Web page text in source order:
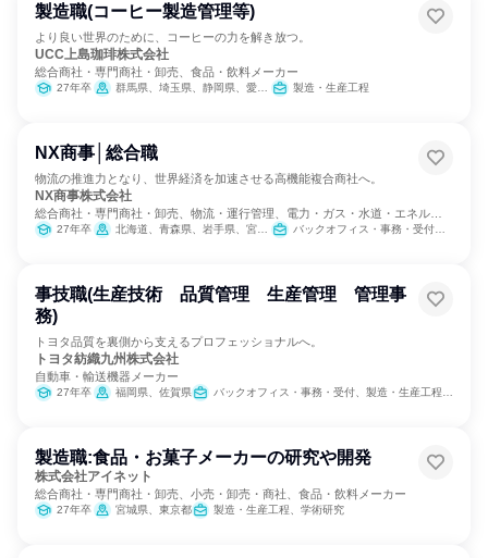
製造職(コーヒー製造管理等)
より良い世界のために、コーヒーの力を解き放つ。
UCC上島珈琲株式会社
総合商社・専門商社・卸売、食品・飲料メーカー
27年卒 群馬県、埼玉県、静岡県、愛知県、滋賀県、大阪府、兵庫県 製造・生産工程
NX商事│総合職
物流の推進力となり、世界経済を加速させる高機能複合商社へ。
NX商事株式会社
総合商社・専門商社・卸売、物流・運行管理、電力・ガス・水道・エネルギ
ー
27年卒 北海道、青森県、岩手県、宮城県、秋田県、山形県、福島県、茨城県、栃木県、群馬県、埼玉県、千葉県、東京都、神奈川県、新潟県、富山県、石川県、福井県、山梨県、長野県、岐阜県、静岡県、愛知県、三重県、滋賀県、京都府、大阪府、兵庫県、奈良県、和歌山県、鳥取県、島根県、岡山県、広島県、山口県、徳島県、香川県、愛媛県、高知県、福岡県、佐賀県、長崎県、熊本県、大分県、宮崎県、鹿児島県 バックオフィス・事務・受付、カスタマーサクセス、営業、経営/事業企画、SCM/生産管理/購買/物流、交通/運輸、経理/税務/財務、人事、総務、法務/知財、IT、広報/IR、製造・生産工程、建築/土木/プラント専門職、マーケティング・広告・宣伝
事技職(生産技術 品質管理 生産管理 管理事
務)
トヨタ品質を裏側から支えるプロフェッショナルへ。
トヨタ紡織九州株式会社
自動車・輸送機器メーカー
27年卒 福岡県、佐賀県 バックオフィス・事務・受付、製造・生産工程、経営/事業企画
製造職:食品・お菓子メーカーの研究や開発
株式会社アイネット
総合商社・専門商社・卸売、小売・卸売・商社、食品・飲料メーカー
27年卒 宮城県、東京都 製造・生産工程、学術研究